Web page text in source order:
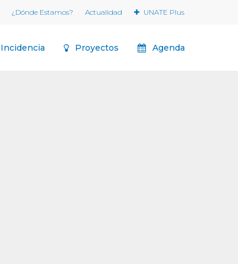
¿Dónde Estamos? Actualidad UNATE Plus
Incidencia Proyectos Agenda